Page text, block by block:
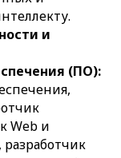
и
(ПО):
Web и